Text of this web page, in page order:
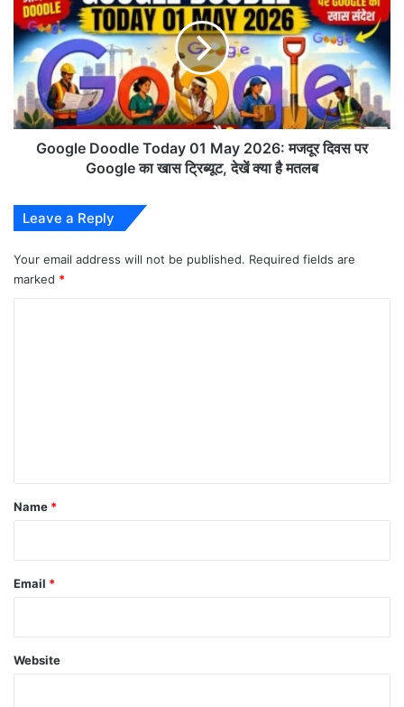
गुजरात
का
उज्ज्वल
भविष्य
Today
01
May
2026:
मजदूर
दिवस
पर
Google
ट्रिब्यूट,
देखें
है
मतलब
Google Doodle Today 01 May 2026: मजदूर दिवस पर
Google का खास ट्रिब्यूट, देखें क्या है मतलब
Leave a Reply
Your email address will not be published. Required fields are
marked *
*
Name *
Email *
Website